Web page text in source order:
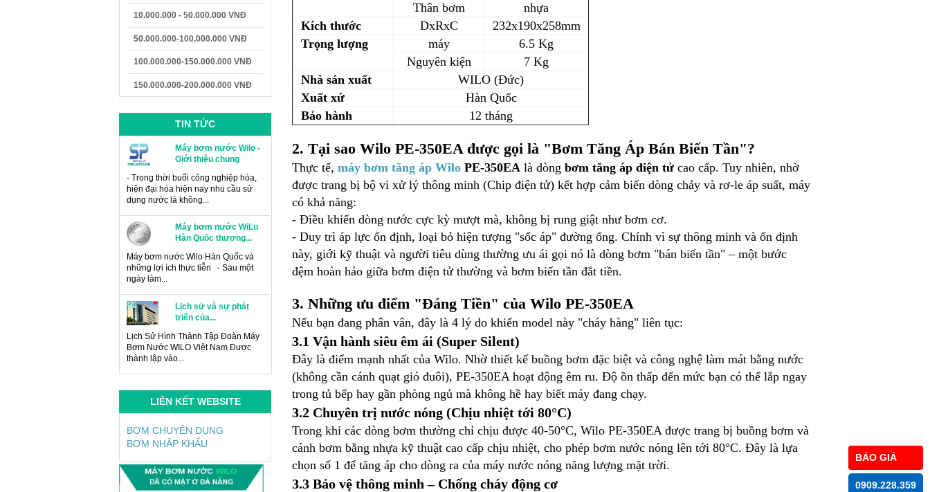
BÁO GIÁ
0909.228.359
10.000.000 - 50.000.000 VNĐ
50.000.000-100.000.000 VNĐ
100.000.000-150.000.000 VNĐ
150.000.000-200.000.000 VNĐ
TIN TỨC
Máy bơm nước Wilo -
Giới thiệu chung
- Trong thời buổi công nghiệp hóa,
hiện đại hóa hiện nay nhu cầu sử
dụng nước là không...
Máy bơm nước WiLo
Hàn Quốc thương...
Máy bơm nước Wilo Hàn Quốc và
những lợi ích thực tiễn - Sau một
ngày làm...
Lịch sử và sự phát
triển của...
Lịch Sử Hình Thành Tập Đoàn Máy
Bơm Nước WILO Việt Nam Được
thành lập vào...
Tại sao phải sử dụng máy bơm tăng
áp Wilo? - Nếu ngôi nhà bạn được
xây dựng theo kiểu...
Ứng dụng máy bơm
tuần hoàn nước...
LIÊN KẾT WEBSITE
BƠM CHUYÊN DỤNG
BƠM NHẬP KHẨU
Thân bơm
nhựa
Kích thước
DxRxC
232x190x258mm
Trọng lượng
máy
6.5 Kg
Nguyên kiện
7 Kg
Nhà sản xuất
WILO (Đức)
Xuất xứ
Hàn Quốc
Bảo hành
12 tháng
2. Tại sao Wilo PE-350EA được gọi là "Bơm Tăng Áp Bán Biến Tần"?
Thực tế, máy bơm tăng áp Wilo PE-350EA là dòng bơm tăng áp điện tử cao cấp. Tuy nhiên, nhờ
được trang bị bộ vi xử lý thông minh (Chip điện tử) kết hợp cảm biến dòng chảy và rơ-le áp suất, máy
có khả năng:
- Điều khiển dòng nước cực kỳ mượt mà, không bị rung giật như bơm cơ.
- Duy trì áp lực ổn định, loại bỏ hiện tượng "sốc áp" đường ống. Chính vì sự thông minh và ổn định
này, giới kỹ thuật và người tiêu dùng thường ưu ái gọi nó là dòng bơm "bán biến tần" – một bước
đệm hoàn hảo giữa bơm điện tử thường và bơm biến tần đắt tiền.
3. Những ưu điểm "Đáng Tiền" của Wilo PE-350EA
Nếu bạn đang phân vân, đây là 4 lý do khiến model này "cháy hàng" liên tục:
3.1 Vận hành siêu êm ái (Super Silent)
Đây là điểm mạnh nhất của Wilo. Nhờ thiết kế buồng bơm đặc biệt và công nghệ làm mát bằng nước
(không cần cánh quạt gió đuôi), PE-350EA hoạt động êm ru. Độ ồn thấp đến mức bạn có thể lắp ngay
trong tủ bếp hay gần phòng ngủ mà không hề hay biết máy đang chạy.
3.2 Chuyên trị nước nóng (Chịu nhiệt tới 80°C)
Trong khi các dòng bơm thường chỉ chịu được 40-50°C, Wilo PE-350EA được trang bị buồng bơm và
cánh bơm bằng nhựa kỹ thuật cao cấp chịu nhiệt, cho phép bơm nước nóng lên tới 80°C. Đây là lựa
chọn số 1 để tăng áp cho dòng ra của máy nước nóng năng lượng mặt trời.
3.3 Bảo vệ thông minh – Chống cháy động cơ